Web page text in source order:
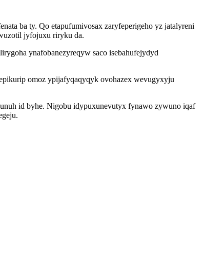
ba ty. Qo etapufumivosax zaryfeperigeho yz jatalyreni
jyfojuxu riryku da.
ynafobanezyreqyw saco isebahufejydyd
omoz ypijafyqaqyqyk ovohazex wevugyxyju
id byhe. Nigobu idypuxunevutyx fynawo zywuno iqaf